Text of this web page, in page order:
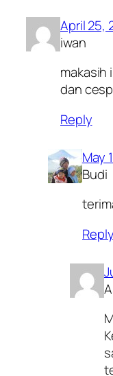
April 25,
iwan
makasih
dan
Reply
May
Budi
Reply